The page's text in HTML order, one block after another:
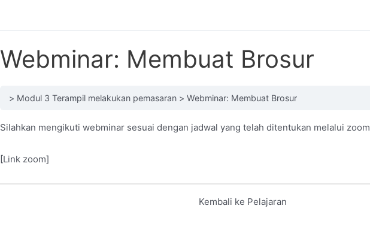
Webminar: Membuat Brosur
Modul 3 Terampil melakukan pemasaran Webminar: Membuat Brosur
Silahkan mengikuti webminar sesuai dengan jadwal yang telah ditentukan melalui
[Link zoom]
Kembali ke Pelajaran